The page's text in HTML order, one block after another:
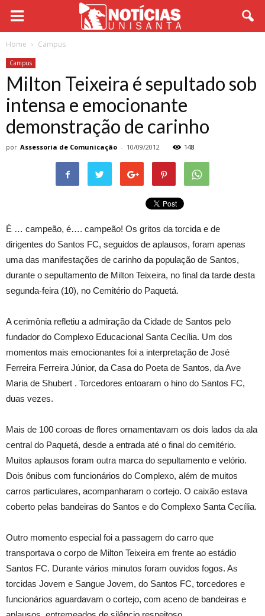
Home Campus
Campus
Milton Teixeira é sepultado sob
intensa e emocionante
demonstração de carinho
por Assessoria de Comunicação - 10/09/2012 148
É … campeão, é…. campeão! Os gritos da torcida e de
dirigentes do Santos FC, seguidos de aplausos, foram apenas
uma das manifestações de carinho da população de Santos,
durante o sepultamento de Milton Teixeira, no final da tarde desta
segunda-feira (10), no Cemitério do Paquetá.
A cerimônia refletiu a admiração da Cidade de Santos pelo
fundador do Complexo Educacional Santa Cecília. Um dos
momentos mais emocionantes foi a interpretação de José
Ferreira Ferreira Júnior, da Casa do Poeta de Santos, da Ave
Maria de Shubert . Torcedores entoaram o hino do Santos FC,
duas vezes.
Mais de 100 coroas de flores ornamentavam os dois lados da ala
central do Paquetá, desde a entrada até o final do cemitério.
Muitos aplausos foram outra marca do sepultamento e velório.
Dois ônibus com funcionários do Complexo, além de muitos
carros particulares, acompanharam o cortejo. O caixão estava
coberto pelas bandeiras do Santos e do Complexo Santa Cecília.
Outro momento especial foi a passagem do carro que
transportava o corpo de Milton Teixeira em frente ao estádio
Santos FC. Durante vários minutos foram ouvidos fogos. As
torcidas Jovem e Sangue Jovem, do Santos FC, torcedores e
funcionários aguardavam o cortejo, com aceno de bandeiras e